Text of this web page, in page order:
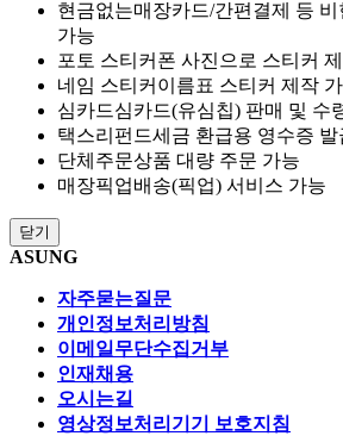
현금없는매장카드/간편결제 등
가능
포토 스티커 폰 사진으로 스티커
네임 스티커 이름표 스티커 제작
심카드심카드(유심칩) 판매 및 수
택스리펀드세금 환급용 영수증
단체주문상품 대량 주문 가능
매장픽업배송(픽업) 서비스 가능
닫기
ASUNG
자주묻는질문
개인정보처리방침
이메일무단수집거부
인재채용
오시는길
영상정보처리기기 보호지침